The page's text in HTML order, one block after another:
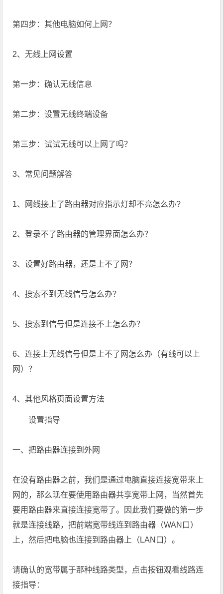
第四步：其他电脑如何上网？
2、无线上网设置
第一步：确认无线信息
第二步：设置无线终端设备
第三步：试试无线可以上网了吗？
3、常见问题解答
1、网线接上了路由器对应指示灯却不亮怎么办?
2、登录不了路由器的管理界面怎么办？
3、设置好路由器，还是上不了网？
4、搜索不到无线信号怎么办？
5、搜索到信号但是连接不上怎么办？
6、连接上无线信号但是上不了网怎么办（有线可以上
网）？
4、其他风格页面设置方法
设置指导
一、把路由器连接到外网
在没有路由器之前，我们是通过电脑直接连接宽带来上
网的，那么现在要使用路由器共享宽带上网，当然首先
要用路由器来直接连接宽带了。因此我们要做的第一步
就是连接线路，把前端宽带线连到路由器（WAN口）
上，然后把电脑也连接到路由器上（LAN口）。
请确认的宽带属于那种线路类型，点击按钮观看线路连
接指导：